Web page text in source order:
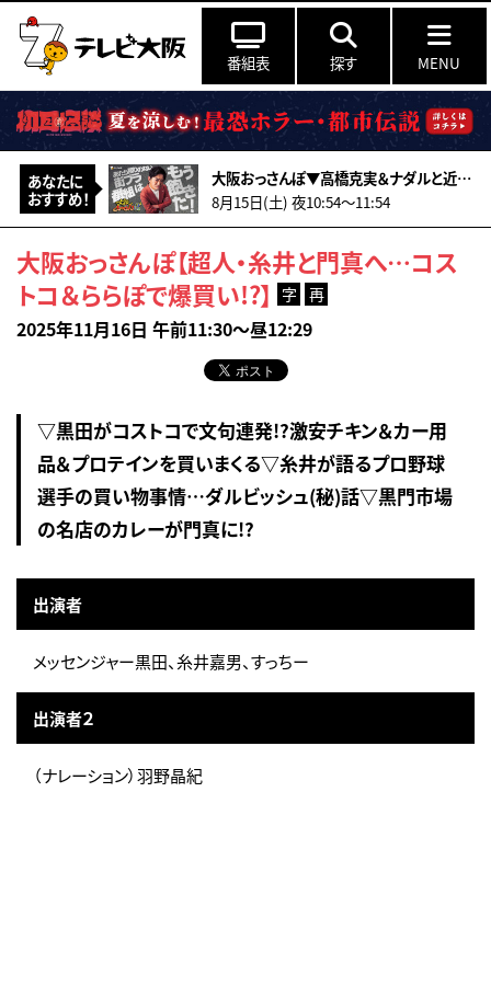
番組表 探す MENU
あなたに
おすすめ！
大阪おっさんぽ▼高橋克実＆ナダルと近大へ▼学内の(秘)寿司店▼一般公開の巨大図書館
8月15日(土) 夜10:54〜11:54
大阪おっさんぽ【超人・糸井と門真へ…コス
トコ＆ららぽで爆買い!?】
字 再
2025年11月16日 午前11:30～昼12:29
▽黒田がコストコで文句連発!?激安チキン＆カー用
品＆プロテインを買いまくる▽糸井が語るプロ野球
選手の買い物事情…ダルビッシュ(秘)話▽黒門市場
の名店のカレーが門真に!?
出演者
メッセンジャー黒田、糸井嘉男、すっちー
出演者２
（ナレーション）羽野晶紀